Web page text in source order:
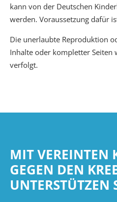
kann von der Deutschen
werden. Voraussetzung dafür
Die unerlaubte Reproduktion
Inhalte oder kompletter
verfolgt.
MIT VEREINTEN
GEGEN DEN
UNTERSTÜTZEN